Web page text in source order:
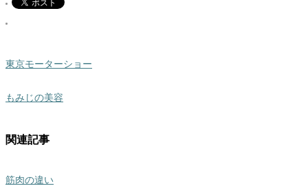
東京モーターショー
もみじの美容
関連記事
筋肉の違い